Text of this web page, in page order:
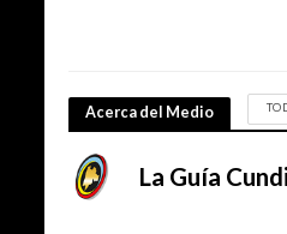
Acerca del Medio
La Guía